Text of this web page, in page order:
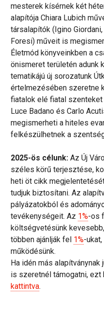
mesterek kísérnek két
alapítója Chiara Lubich
társalapítók (Igino
Foresi) műveit is
Életmód könyveinkben a
önismeret területén adunk
tematikájú új sorozatunk
értelmezésében szeretne
fiatalok elé fiatal szenteket
Luce Badano és Carlo
megismerheti a hiteles
felkészülhetnek a
2025-ös célunk: Az Új
széles körű terjesztése,
heti öt cikk
tudjuk biztosítani. Az
pályázatokból és
tevékenységeit. Az 1%-os
költségvetésünk
többen ajánlják fel 1%-
működésünk.
Ha idén más alapítványnak
is szeretnél támogatni, ezt
kattintva.